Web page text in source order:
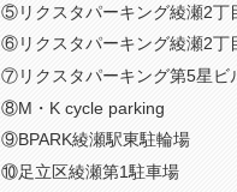
⑤リクスタパーキング綾瀬2丁
⑥リクスタパーキング綾瀬2丁
⑦リクスタパーキング第5星ビ
⑧M・K cycle parking
⑨BPARK綾瀬駅東駐輪場
⑩足立区綾瀬第1駐車場